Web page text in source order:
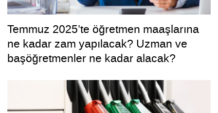
Temmuz 2025’te öğretmen maaşlarına
ne kadar zam yapılacak? Uzman ve
başöğretmenler ne kadar alacak?